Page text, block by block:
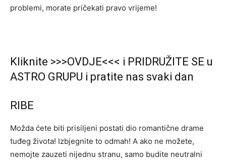
problemi, morate pričekati pravo vrijeme!
Kliknite >>>OVDJE<<< i PRIDRUŽITE SE u
ASTRO GRUPU i pratite nas svaki dan
RIBE
Možda ćete biti prisiljeni postati dio romantične drame
tuđeg života! Izbjegnite to odmah! A ako ne možete,
nemojte zauzeti nijednu stranu, samo budite neutralni